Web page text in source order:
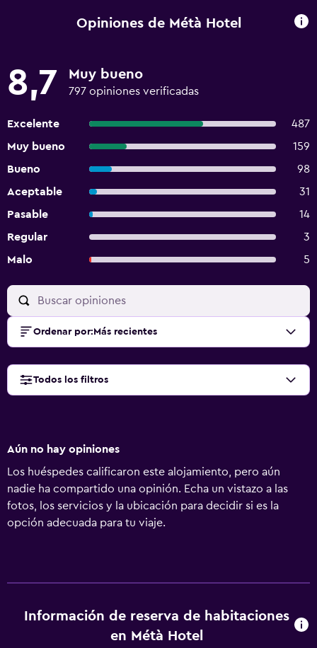
Opiniones de Métà Hotel
8,7 Muy bueno
797 opiniones verificadas
Excelente
487
Muy bueno
159
Bueno
98
Aceptable
31
Pasable
14
Regular
3
Malo
5
Ordenar por: Más recientes
Todos los filtros
Aún no hay opiniones
Los huéspedes calificaron este alojamiento, pero aún
nadie ha compartido una opinión. Echa un vistazo a las
fotos, los servicios y la ubicación para decidir si es la
opción adecuada para tu viaje.
Información de reserva de habitaciones
en Métà Hotel